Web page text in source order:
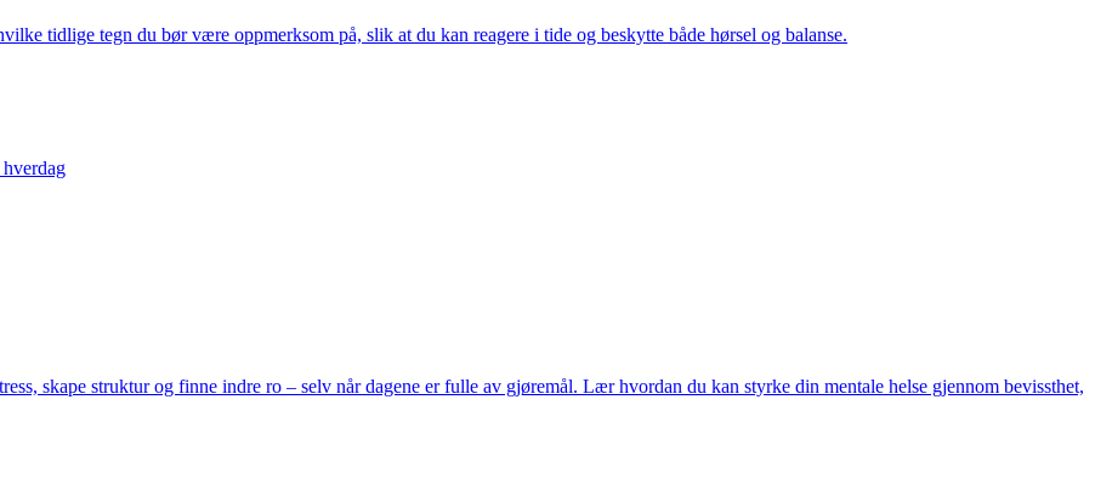
tidlige tegn du bør være oppmerksom på, slik at du kan reagere i tide og beskytte både hørsel og balanse.
skape struktur og finne indre ro – selv når dagene er fulle av gjøremål. Lær hvordan du kan styrke din mentale helse gjennom bevissthet,